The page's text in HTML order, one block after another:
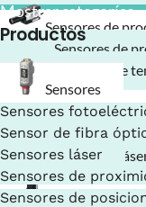
Sensores de
Sensores de
Sensores de
Seguridad
Barreras
Escáneres
Sistemas de
Mostrar categorías
Productos
Sensores
Sensores
Sensor de fibra
Sensores láser
Sensores de
Sensores de